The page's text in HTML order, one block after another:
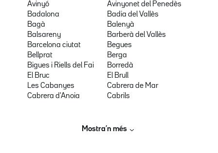
Avinyó
Avinyonet del Penedès
Badalona
Badia del Vallès
Bagà
Balenyà
Balsareny
Barberà del Vallès
Barcelona ciutat
Begues
Bellprat
Berga
Bigues i Riells del Fai
Borredà
El Bruc
El Brull
Les Cabanyes
Cabrera de Mar
Cabrera d'Anoia
Cabrils
Mostra’n més